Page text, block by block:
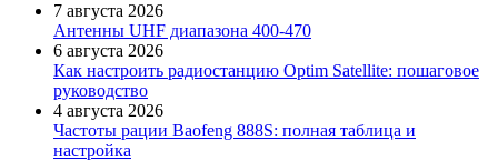
7 августа 2026
Антенны UHF диапазона 400-470
6 августа 2026
Как настроить радиостанцию Optim Satellite: пошаговое
руководство
4 августа 2026
Частоты рации Baofeng 888S: полная таблица и
настройка